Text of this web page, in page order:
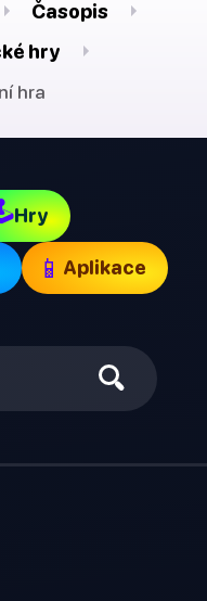
Časopis
hry
hra
Hry
📱 Aplikace